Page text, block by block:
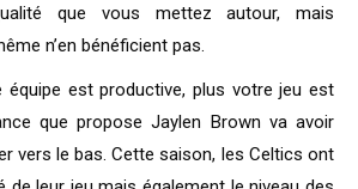
que vous mettez autour, mais
n’en bénéficient pas.
équipe est productive, plus votre jeu est
que propose Jaylen Brown va avoir
vers le bas. Cette saison, les Celtics ont